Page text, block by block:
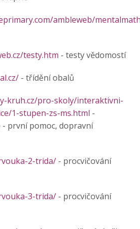
ambleweb/
testy.htm - testy vědomostí
- třídění obalů
kruh.cz/pro-skoly/interaktivni-
1-stupen-zs-ms.html -
první pomoc, dopravní
2-trida/ - procvičování
3-trida/ - procvičování